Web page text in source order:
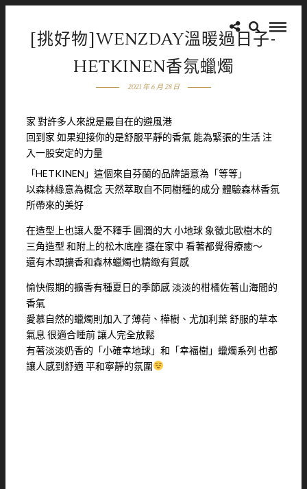
[挑好物]WENZDAY溫暖過日子-
HETKINEN香氛蠟燭
2021 年 6 月 28 日
家 對許多人來說是最自在的避風港
回到家 如果迎接你的是舒服平靜的香氣 能為緊張的生活 注
入一股安定的力量
「HETKINEN」這個來自芬蘭的品牌語意為「等等」
以森林綠意為概念 天然萃取自不同樹種的成分 體驗森林香氛
所帶來的美好
在造型上也讓人愛不釋手 圓潤的大 小地球 象徵北歐樹木的
三角造型 和附上的松木底座 擺在家中 看著都覺得療癒～
還有木頭擴香和森林蠟燭也精緻有質感
愉快假期的擴香有種夏日的季節感 淡淡的柑橘佐著山海間的
香氣
愛慕自然的蠟燭則加入了薄荷、樺樹、尤加利葉 舒服的草本
氣息 很適合睡前 讓人完全放鬆
有著淡淡奶香的「小確幸地球」和「幸福樹」蠟燭系列 也都
讓人感到舒適 平和寧靜的氛圍